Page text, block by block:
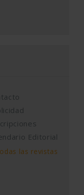
Editorial
las revistas